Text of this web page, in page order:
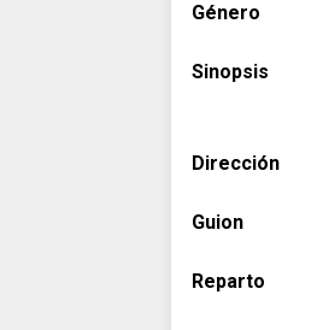
Género
Sinopsis
Dirección
Guion
Reparto